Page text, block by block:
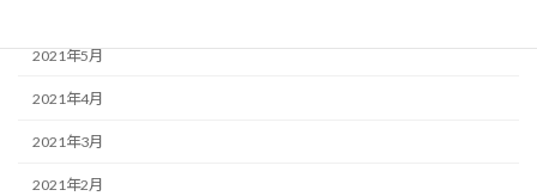
2021年5月
2021年4月
2021年3月
2021年2月